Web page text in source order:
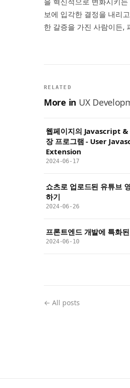
보에 입각한 결정을 내리
한 갈증을 가진 사람이든,
RELATED
More in UX
웹페이지의 Javascript &
장 프로그램 - User
Extension
2024-06-17
쇼츠로 업로드된 유튜브
하기
2024-06-26
프론트엔드 개발에 특화
2024-06-10
← All posts